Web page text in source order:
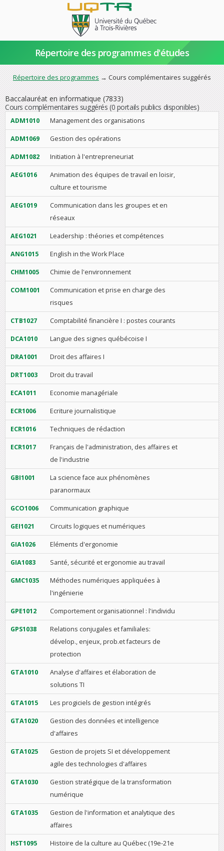
Répertoire des programmes d'études
Répertoire des programmes → Cours complémentaires suggérés
Baccalauréat en informatique (7833)
Cours complémentaires suggérés (0 portails publics disponibles)
ADM1010 Management des organisations
ADM1069 Gestion des opérations
ADM1082 Initiation à l'entrepreneuriat
AEG1016
Animation des équipes de travail en loisir,
culture et tourisme
AEG1019
Communication dans les groupes et en
réseaux
AEG1021 Leadership : théories et compétences
ANG1015 English in the Work Place
CHM1005 Chimie de l'environnement
COM1001
Communication et prise en charge des
risques
CTB1027 Comptabilité financière I : postes courants
DCA1010 Langue des signes québécoise I
DRA1001 Droit des affaires I
DRT1003 Droit du travail
ECA1011 Economie managériale
ECR1006 Ecriture journalistique
ECR1016 Techniques de rédaction
ECR1017
Français de l'administration, des affaires et
de l'industrie
GBI1001
La science face aux phénomènes
paranormaux
GCO1006 Communication graphique
GEI1021 Circuits logiques et numériques
GIA1026 Eléments d'ergonomie
GIA1083 Santé, sécurité et ergonomie au travail
GMC1035
Méthodes numériques appliquées à
l'ingénierie
GPE1012 Comportement organisationnel : l'individu
GPS1038
Relations conjugales et familiales:
dévelop., enjeux, prob.et facteurs de
protection
GTA1010
Analyse d'affaires et élaboration de
solutions TI
GTA1015 Les progiciels de gestion intégrés
GTA1020
Gestion des données et intelligence
d'affaires
GTA1025
Gestion de projets SI et développement
agile des technologies d'affaires
GTA1030
Gestion stratégique de la transformation
numérique
GTA1035
Gestion de l'information et analytique des
affaires
HST1095
Histoire de la culture au Québec (19e-21e